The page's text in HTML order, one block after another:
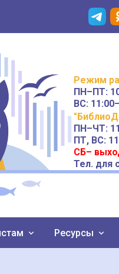
Режим
ПН–ПТ:
ВС:
ПН–ЧТ:
ПТ, ВС:
СБ–
Тел. для
Ресурсы